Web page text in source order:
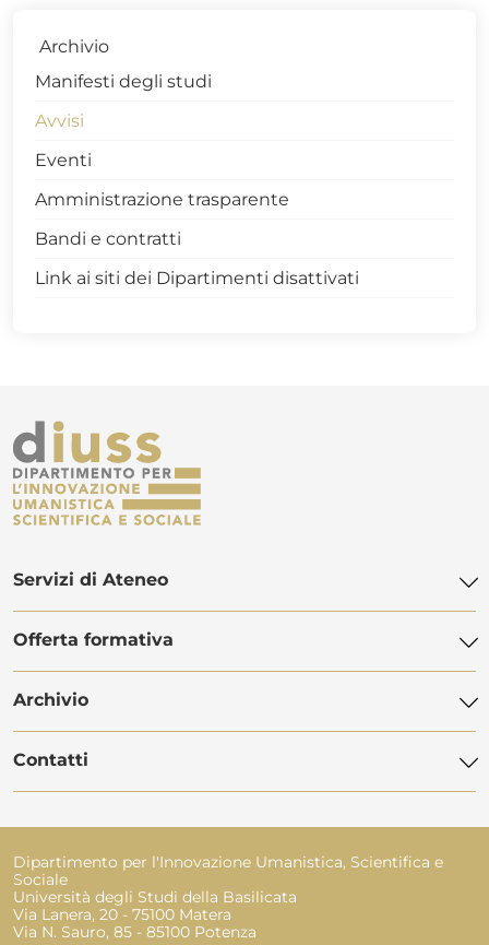
Archivio
Manifesti degli studi
Avvisi
Eventi
Amministrazione trasparente
Bandi e contratti
Link ai siti dei Dipartimenti disattivati
Servizi di Ateneo
Biblioteca di Ateneo
Centro Linguistico di Ateneo
Servizi Informatici
Offerta formativa
Offerta didattica
Dottorato di ricerca
Programma Erasmus
Archivio
Manifesti degli studi
Amministrazione trasparente
Bandi e contratti
Contatti
Rubrica telefonica
Segreteria studenti
Ufficio Tirocini e Placement
Dipartimento per l'Innovazione Umanistica, Scientifica e
Sociale
Università degli Studi della Basilicata
Via Lanera, 20 - 75100 Matera
Via N. Sauro, 85 - 85100 Potenza